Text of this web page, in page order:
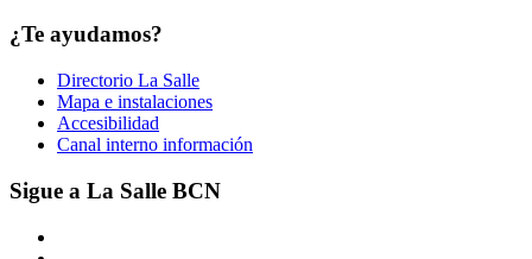
¿Te ayudamos?
Directorio La Salle
Mapa e instalaciones
Accesibilidad
Canal interno información
Sigue a La Salle BCN